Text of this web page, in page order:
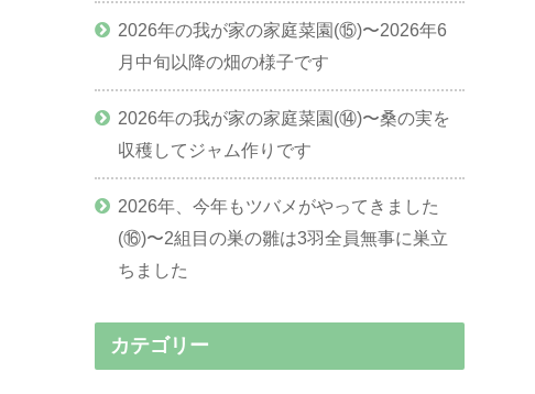
2026年の我が家の家庭菜園(⑮)〜2026年6
月中旬以降の畑の様子です
2026年の我が家の家庭菜園(⑭)〜桑の実を
収穫してジャム作りです
2026年、今年もツバメがやってきました
(⑯)〜2組目の巣の雛は3羽全員無事に巣立
ちました
カテゴリー